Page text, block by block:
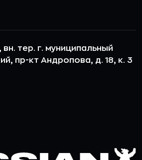
вн. тер. г. муниципальный
пр-кт Андропова, д. 18, к. 3